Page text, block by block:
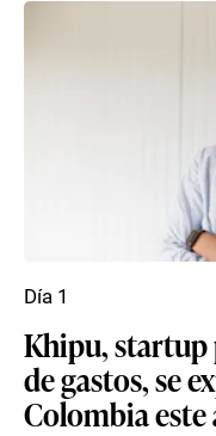
Khipu, startup
de gastos, se
Colombia este
Día 1